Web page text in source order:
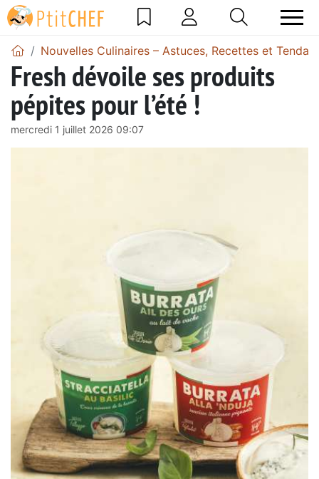
Nouvelles Culinaires – Astuces, Recettes et
Fresh dévoile ses produits
pépites pour l’été !
mercredi 1 juillet 2026 09:07